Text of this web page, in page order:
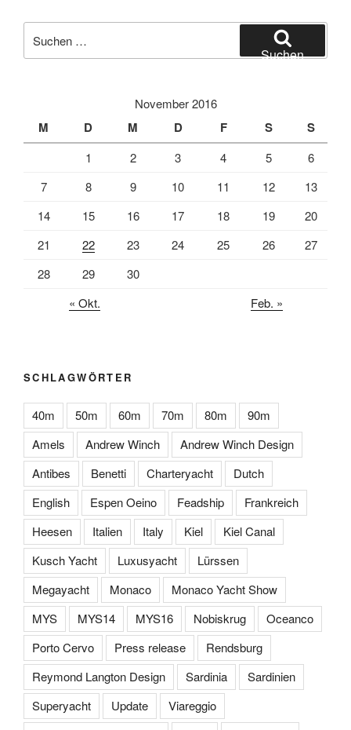
nach:
Suchen
November 2016
M D M D F S S
1 2 3 4 5
6
7
8 9 10 11 12
13
14
15 16 17 18 19
20
21
22 23 24 25 26
27
28
29
30
« Okt.
Feb. »
SCHLAGWÖRTER
40m 50m 60m 70m 80m
90m
Amels
Andrew Winch
Andrew Winch Design
Antibes
Benetti Charteryacht
Dutch
English
Espen Oeino Feadship
Frankreich
Heesen
Italien Italy Kiel
Kiel Canal
Kusch Yacht
Luxusyacht
Lürssen
Megayacht
Monaco
Monaco Yacht Show
MYS
MYS14 MYS16 Nobiskrug
Oceanco
Porto Cervo
Press release
Rendsburg
Reymond Langton Design
Sardinia
Sardinien
Superyacht
Update
Viareggio